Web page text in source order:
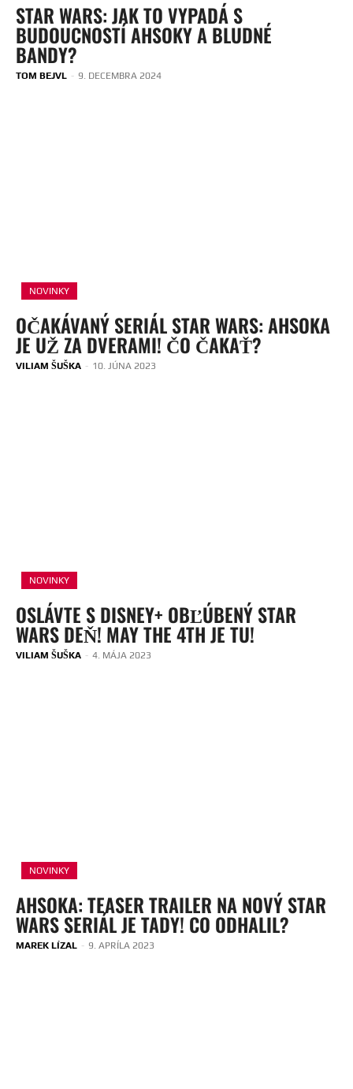
STAR WARS: JAK TO VYPADÁ S
BUDOUCNOSTÍ AHSOKY A BLUDNÉ
BANDY?
TOM BEJVL - 9. DECEMBRA 2024
NOVINKY
OČAKÁVANÝ SERIÁL STAR WARS: AHSOKA
JE UŽ ZA DVERAMI! ČO ČAKAŤ?
VILIAM ŠUŠKA - 10. JÚNA 2023
NOVINKY
OSLÁVTE S DISNEY+ OBĽÚBENÝ STAR
WARS DEŇ! MAY THE 4TH JE TU!
VILIAM ŠUŠKA - 4. MÁJA 2023
NOVINKY
AHSOKA: TEASER TRAILER NA NOVÝ STAR
WARS SERIÁL JE TADY! CO ODHALIL?
MAREK LÍZAL - 9. APRÍLA 2023